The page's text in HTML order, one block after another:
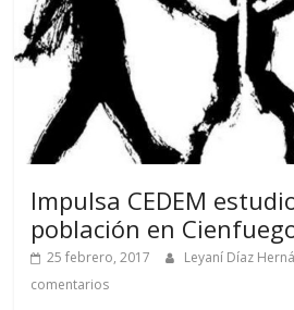
Impulsa CEDEM
población en
25 febrero, 2017 Leyaní Díaz
comentarios